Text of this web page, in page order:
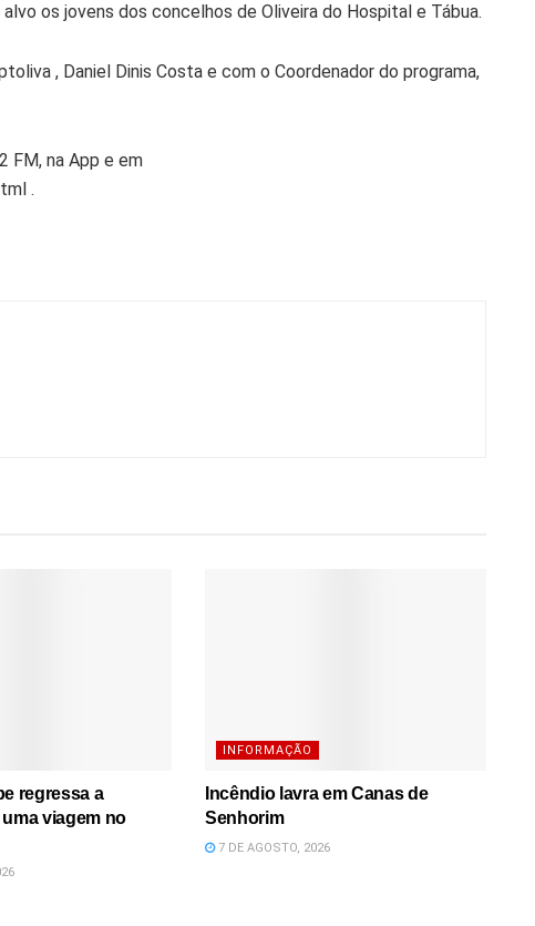
os jovens dos concelhos de Oliveira do Hospital e Tábua.
, Daniel Dinis Costa e com o Coordenador do programa,
FM, na App e em
.
regressa a
viagem no
INFORMAÇÃO
Incêndio lavra em Canas de
Senhorim
7 DE AGOSTO, 2026